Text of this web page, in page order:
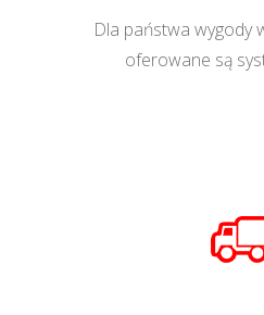
Dla państwa wygody
oferowane są